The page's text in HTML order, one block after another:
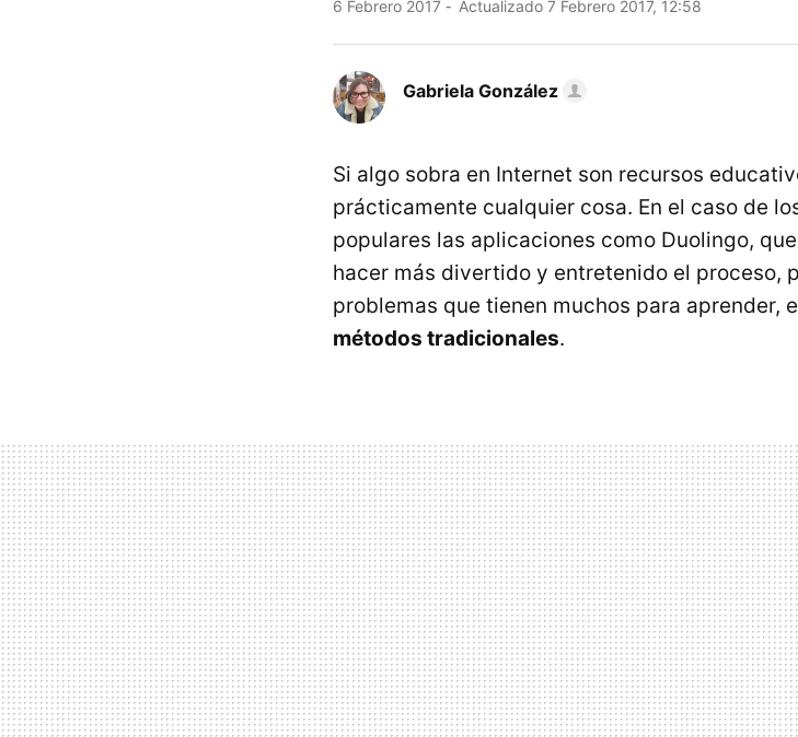
6 Febrero 2017 Actualizado 7 Febrero 2017, 12:58
Gabriela González
Si algo sobra en Internet son recursos
prácticamente cualquier cosa. En el caso de
populares las aplicaciones como Duolingo,
hacer más divertido y entretenido el proceso,
problemas que tienen muchos para aprender,
métodos tradicionales.